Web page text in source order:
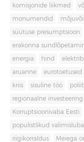
komisjonide liikmed
monumendid
süütuse presumptsioon
erakonna
energia hind
aruanne eurotoetused
kriis sisuline töö
regionaalne investeering
Korruptsioonivaba Eesti
populistlikud
riigikorraldus Meiega